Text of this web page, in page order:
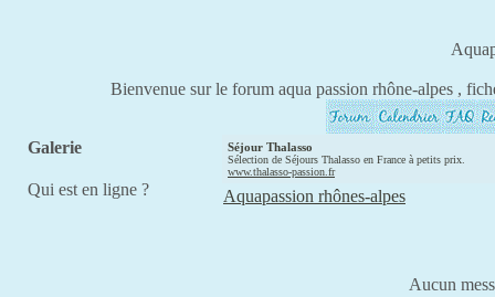
Bienvenue sur le forum aqua passion rhône-alpes ,
Galerie
Qui est en ligne ?
Séjour Thalasso
Sélection de Séjours Thalasso en France à petits prix.
www.thalasso-passion.fr
Aquapassion rhônes-alpes
Aucun